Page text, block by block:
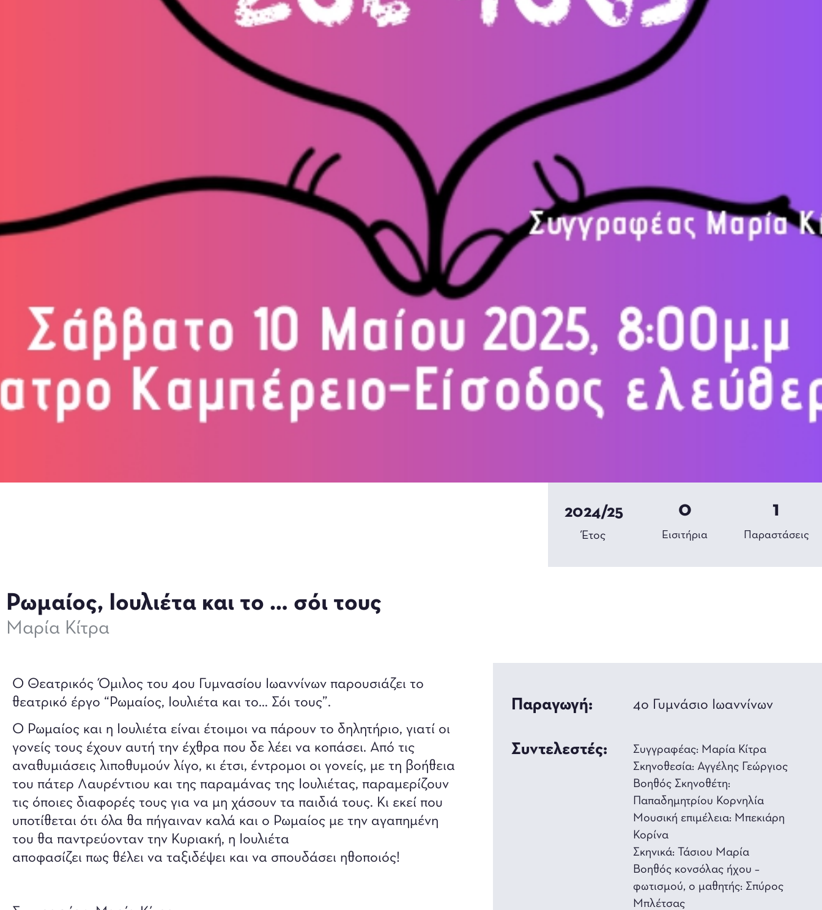
2024/25
Έτος Εισιτήρια
0
Παραστάσεις
1
Ρωμαίος, Ιουλιέτα και το … σόι τους
Μαρία Κίτρα
Ο Θεατρικός Όμιλος του 4ου Γυμνασίου Ιωαννίνων παρουσιάζει το
θεατρικό έργο “Ρωμαίος, Ιουλιέτα και το… Σόι τους”.
Ο Ρωμαίος και η Ιουλιέτα είναι έτοιμοι να πάρουν το δηλητήριο, γιατί οι
γονείς τους έχουν αυτή την έχθρα που δε λέει να κοπάσει. Από τις
αναθυμιάσεις λιποθυμούν λίγο, κι έτσι, έντρομοι οι γονείς, με τη βοήθεια
του πάτερ Λαυρέντιου και της παραμάνας της Ιουλιέτας, παραμερίζουν
τις όποιες διαφορές τους για να μη χάσουν τα παιδιά τους. Κι εκεί που
υποτίθεται ότι όλα θα πήγαιναν καλά και ο Ρωμαίος με την αγαπημένη
του θα παντρεύονταν την Κυριακή, η Ιουλιέτα
αποφασίζει πως θέλει να ταξιδέψει και να σπουδάσει ηθοποιός!
Παραγωγή: 4ο Γυμνάσιο Ιωαννίνων
Συντελεστές:
Συγγραφέας: Μαρία Κίτρα
Σκηνοθεσία: Αγγέλης Γεώργιος
Βοηθός Σκηνοθέτη:
Παπαδημητρίου Κορνηλία
Μουσική επιμέλεια: Μπεκιάρη
Κορίνα
Σκηνικά: Τάσιου Μαρία
Βοηθός κονσόλας ήχου –
φωτισμού, ο μαθητής: Σπύρος
Μπλέτσας